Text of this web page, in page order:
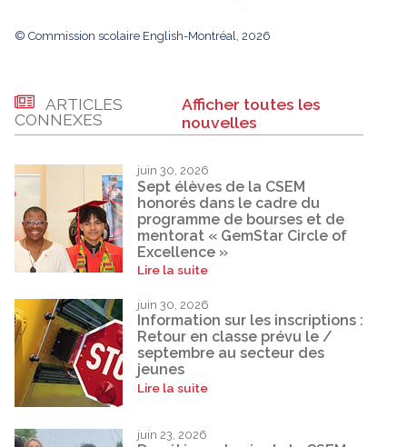
© Commission scolaire English-Montréal, 2026
ARTICLES
CONNEXES
Afficher toutes les
nouvelles
juin 30, 2026
Sept élèves de la CSEM
honorés dans le cadre du
programme de bourses et de
mentorat « GemStar Circle of
Excellence »
Lire la suite
juin 30, 2026
Information sur les inscriptions :
Retour en classe prévu le /
septembre au secteur des
jeunes
Lire la suite
juin 23, 2026